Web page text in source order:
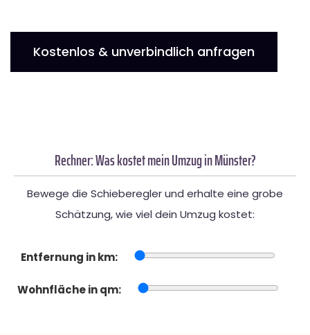
Kostenlos & unverbindlich anfragen
Rechner: Was kostet mein Umzug in Münster?
Bewege die Schieberegler und erhalte eine grobe
Schätzung, wie viel dein Umzug kostet:
Entfernung in km:
Wohnfläche in qm: